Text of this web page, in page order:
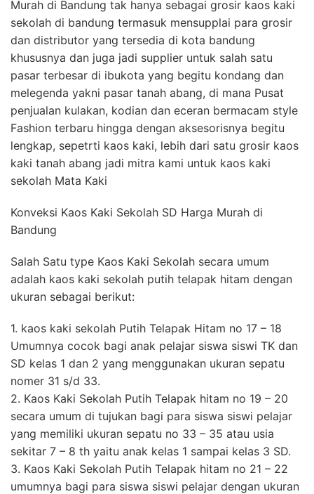
Murah di Bandung tak hanya sebagai grosir kaos kaki
sekolah di bandung termasuk mensupplai para grosir
dan distributor yang tersedia di kota bandung
khususnya dan juga jadi supplier untuk salah satu
pasar terbesar di ibukota yang begitu kondang dan
melegenda yakni pasar tanah abang, di mana Pusat
penjualan kulakan, kodian dan eceran bermacam style
Fashion terbaru hingga dengan aksesorisnya begitu
lengkap, sepetrti kaos kaki, lebih dari satu grosir kaos
kaki tanah abang jadi mitra kami untuk kaos kaki
sekolah Mata Kaki
Konveksi Kaos Kaki Sekolah SD Harga Murah di
Bandung
Salah Satu type Kaos Kaki Sekolah secara umum
adalah kaos kaki sekolah putih telapak hitam dengan
ukuran sebagai berikut:
1. kaos kaki sekolah Putih Telapak Hitam no 17 – 18
Umumnya cocok bagi anak pelajar siswa siswi TK dan
SD kelas 1 dan 2 yang menggunakan ukuran sepatu
nomer 31 s/d 33.
2. Kaos Kaki Sekolah Putih Telapak hitam no 19 – 20
secara umum di tujukan bagi para siswa siswi pelajar
yang memiliki ukuran sepatu no 33 – 35 atau usia
sekitar 7 – 8 th yaitu anak kelas 1 sampai kelas 3 SD.
3. Kaos Kaki Sekolah Putih Telapak hitam no 21 – 22
umumnya bagi para siswa siswi pelajar dengan ukuran